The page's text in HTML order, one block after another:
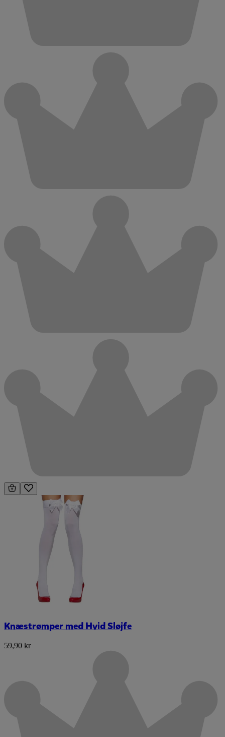
Knæstrømper med Hvid Sløjfe
59,90 kr